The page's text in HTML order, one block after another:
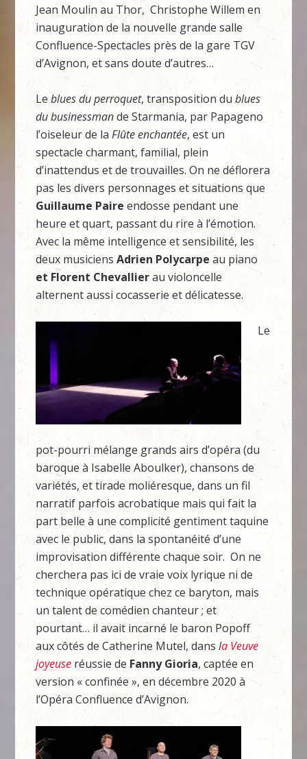
Jean Moulin au Thor, Christophe Willem en
inauguration de la nouvelle grande salle
Confluence-Spectacles près de la gare TGV
d’Avignon, et sans doute d’autres…
Leblues du perroquet, transposition dublues
du businessmande Starmania, par Papageno
l’oiseleur de laFlûte enchantée, est un
spectacle charmant, familial, plein
d’inattendus et de trouvailles. On ne déflorera
pas les divers personnages et situations que
Guillaume Paire endosse pendant une
heure et quart, passant du rire à l’émotion.
Avec la même intelligence et sensibilité, les
deux musiciens Adrien Polycarpe au piano
et Florent Chevallierau violoncelle
alternent aussi cocasserie et délicatesse.
Le
pot-pourri mélange grands airs d’opéra (du
baroque à Isabelle Aboulker), chansons de
variétés, et tirade moliéresque, dans un fil
narratif parfois acrobatique mais qui fait la
part belle à une complicité gentiment taquine
avec le public, dans la spontanéité d’une
improvisation différente chaque soir. On ne
cherchera pas ici de vraie voix lyrique ni de
technique opératique chez ce baryton, mais
un talent de comédien chanteur ; et
pourtant… il avait incarné le baron Popoff
aux côtés de Catherine Mutel, dansla Veuve
joyeuseréussie de Fanny Gioria, captée en
version « confinée », en décembre 2020 à
l’Opéra Confluence d’Avignon.